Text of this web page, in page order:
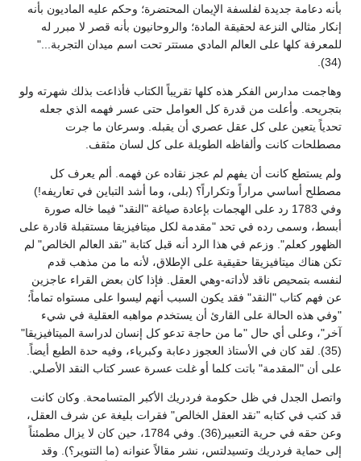
بأنه دعامة جديدة لفلسفة الإيمان المحتضرة؛ وحكم عليه الماديون بأنه
إنكار مثالي النزعة لحقيقة المادة؛ والروحانيون بأنه قصر لا مبرر له
للمعرفة كلها على العالم المادي مستتر تحت اسم ميدان التجربة..."
(34).
وهاجمت مدارس الفكر هذه كلها تقريباً الكتاب فأذاعت بذلك شهرته ولو
بتجريحه. وأعلت من قدرة كل العوامل حتى عسر فهمه الذي جعله
تحدياً يتعين على كل عقل عصري أن يقبله. وسرعان ما جرت
مصطلحات كانت وألفاظه الطويلة على كل لسان مثقف.
ولم يستطع كانت أن يفهم لم عجز نقاده عن فهمه. ألم يعرف كل
مصطلح أساسي مراراً وتكراراً؟ (بلى، وما أشد التباين في تعاريفه!)
وفي 1783 رد على الهجمات بإعادة صياغة "النقد" فيما خاله صورة
أبسط، وسمى رده في تحد "مقدمة لكل ميتافيزيقا مستقبلة قادرة على
الظهور كعلم". وزعم في هذا الرد أنه قبل كتابة "نقد العالم الخالص" لم
تكن هناك ميتافيزيقا حقيقية على الإطلاق، لأنه ما من مذهب قدم
لنفسه بتمحيص ناقد لأداته-وهي العقل. فإذا كان بعض القراء عاجزين
عن فهم كتاب "النقد" فقد يكون السبب أنهم ليسوا على مستواه تماماً؛
"وفي هذه الحالة على القارئ أن يستخدم مواهبه العقلية في شيء
آخر"، وعلى أي حال "ما من حاجة تدعو كل إنسان لدراسة الميتافيزيقا"
(35). لقد كان في الأستاذ العجوز دعابة وكبرياء، وفيه حدة الطبع أيضاً.
على أن "المقدمة" باتت كلما أو غلت عسرة عسر كتاب النقد الأصلي.
واتصل الجدل في ظل حكومة فردريك الأكبر المتسامحة. وكان كانت
قد كتب في كتابه "نقد العقل الخالص" فقرات بليغة عن شرف العقل،
وعن حقه في حرية التعبير(36). وفي 1784، حين كان لا يزال مطمئناً
إلى حماية فردريك وتسيدلتس، نشر مقالاً عنوانه (ما التنوير؟). وقد